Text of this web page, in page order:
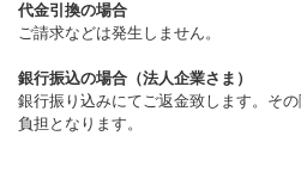
代金引換の場合
ご請求などは発生しません。
銀行振込の場合（法人企業さま）
銀行振り込みにてご返金致します。そ
負担となります。